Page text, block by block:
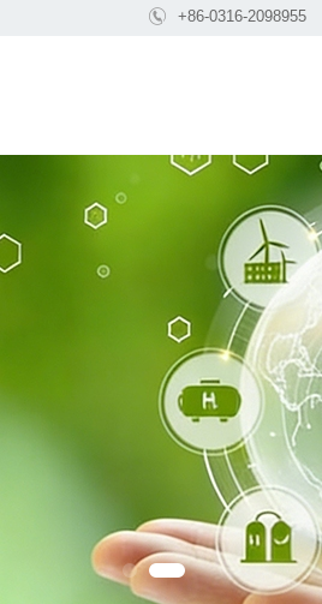
 +86-0316-2098955